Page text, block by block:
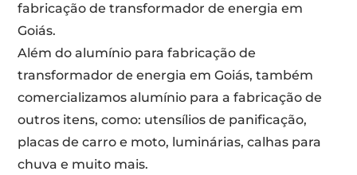
fabricação de transformador de energia em
Goiás.
Além do alumínio para fabricação de
transformador de energia em Goiás, também
comercializamos alumínio para a fabricação de
outros itens, como: utensílios de panificação,
placas de carro e moto, luminárias, calhas para
chuva e muito mais.